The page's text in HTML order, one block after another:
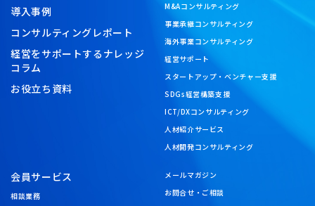
導入事例
コンサルティングレポート
経営をサポートするナレッジ
コラム
お役立ち資料
M&Aコンサルティング
事業承継コンサルティング
海外事業コンサルティング
経営サポート
スタートアップ・ベンチャー支援
SDGs経営構築支援
ICT/DXコンサルティング
人材紹介サービス
人材開発コンサルティング
会員サービス
相談業務
メールマガジン
お問合せ・ご相談